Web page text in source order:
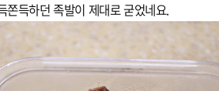
쫀득하던 족발이 제대로 굳었네요.